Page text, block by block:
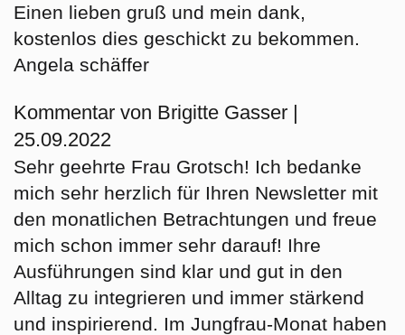
Einen lieben gruß und mein dank,
kostenlos dies geschickt zu bekommen.
Angela schäffer
Kommentar von Brigitte Gasser |
25.09.2022
Sehr geehrte Frau Grotsch! Ich bedanke
mich sehr herzlich für Ihren Newsletter mit
den monatlichen Betrachtungen und freue
mich schon immer sehr darauf! Ihre
Ausführungen sind klar und gut in den
Alltag zu integrieren und immer stärkend
und inspirierend. Im Jungfrau-Monat haben